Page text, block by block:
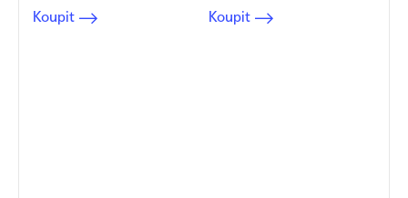
Koupit Koupit